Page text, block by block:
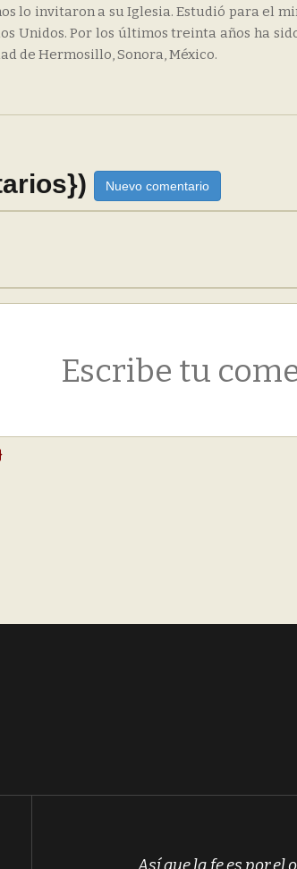
lo invitaron a su Iglesia. Estudió para el
Unidos. Por los últimos treinta años ha
de Hermosillo, Sonora, México.
Nuevo comentario